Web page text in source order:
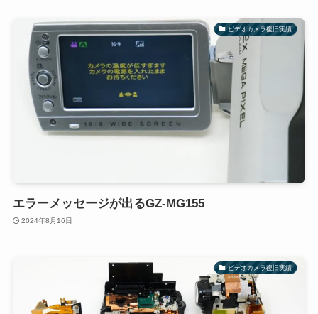
ビデオカメラ復旧実績
エラーメッセージが出るGZ-MG155
2024年8月16日
ビデオカメラ復旧実績